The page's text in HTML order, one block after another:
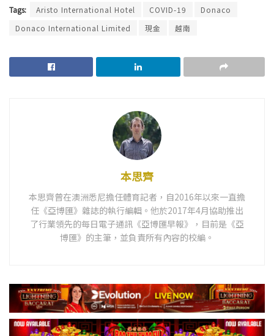
Tags: Aristo International Hotel COVID-19
Donaco
Donaco International Limited
現金 越南
本思齊
本思齊曾在澳洲悉尼擔任體育記者，自2016年以來一直擔
任《亞博匯》雜誌的執行編輯。他於2017年4月協助推出
了行業領先的每日電子通訊《亞博匯早報》，目前是《亞
博匯》的主筆，並負責所有內容的校編。